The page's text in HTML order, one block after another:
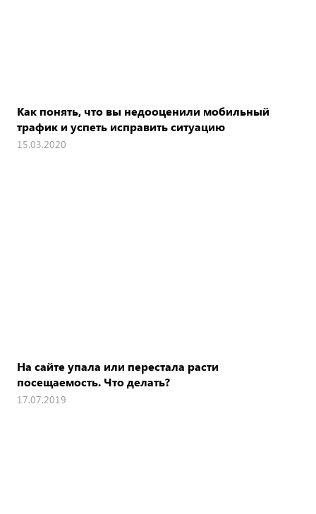
Как понять, что вы недооценили мобильный
трафик и успеть исправить ситуацию
15.03.2020
На сайте упала или перестала расти
посещаемость. Что делать?
17.07.2019